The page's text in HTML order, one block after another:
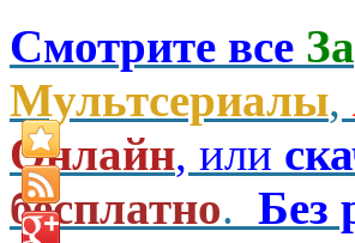
Смотрите все
Мультсериалы,
Онлайн, или
бесплатно. Без